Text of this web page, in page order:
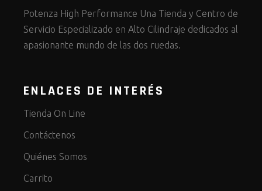
Potenza High Performance Una Tienda y Centro de
Servicio Especializado en Alto Cilindraje dedicados al
apasionante mundo de las dos ruedas.
ENLACES DE INTERÉS
Tienda On Line
Contáctenos
Quiénes Somos
Carrito